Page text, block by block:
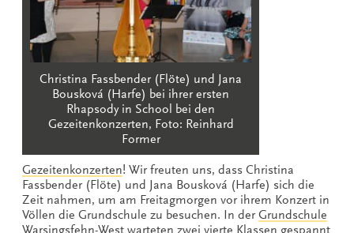
Christina Fassbender (Flöte) und Jana
Bousková (Harfe) bei ihrer ersten
Rhapsody in School bei den
Gezeitenkonzerten, Foto: Reinhard
Former
Gezeitenkonzerten! Wir freuten uns, dass Christina
Fassbender (Flöte) und Jana Bousková (Harfe) sich die
Zeit nahmen, um am Freitagmorgen vor ihrem Konzert in
Völlen die Grundschule zu besuchen. In derGrundschule